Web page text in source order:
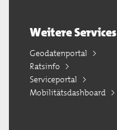
Weitere Services
Geodatenportal
Ratsinfo
Serviceportal
Mobilitätsdashboard